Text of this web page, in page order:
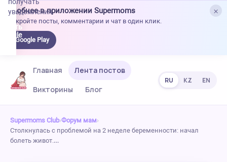
×
Удобнее в приложении Supermoms
Откройте посты, комментарии и чат в один клик.
Google Play
уведомления.
Главная
Лента постов
Викторины
Блог
RU KZ EN
Supermoms Club›Форум мам›
Столкнулась с проблемой на 2 неделе беременности: начал
болеть живот.…